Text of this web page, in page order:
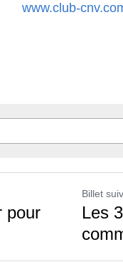
www.club-
pour
Billet
Les